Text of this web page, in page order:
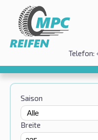
Telefon:
Saison
Breite